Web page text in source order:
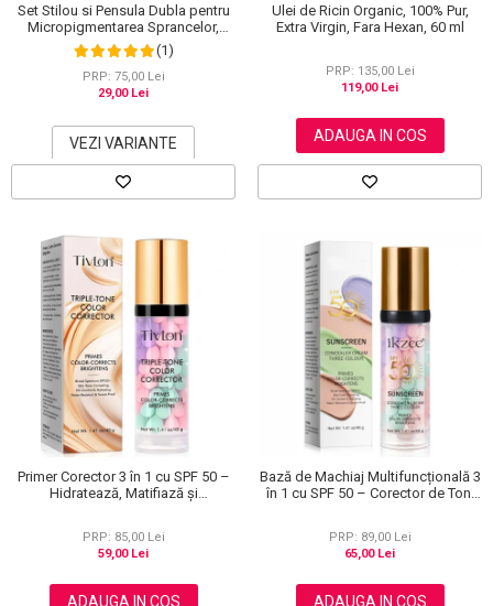
Set Stilou si Pensula Dubla pentru
Micropigmentarea Sprancelor,
Efect Natural de Microblading,
Aspect de Sprancene Pline
(1)
PRP: 75,00 Lei
29,00 Lei
VEZI VARIANTE
Ulei de Ricin Organic, 100% Pur,
Extra Virgin, Fara Hexan, 60 ml
PRP: 135,00 Lei
119,00 Lei
ADAUGA IN COS
Primer Corector 3 în 1 cu SPF 50 –
Hidratează, Matifiază și
PRP: 85,00 Lei
59,00 Lei
ADAUGA IN COS
Bază de Machiaj Multifuncțională 3
în 1 cu SPF 50 – Corector de Ton,
PRP: 89,00 Lei
65,00 Lei
ADAUGA IN COS